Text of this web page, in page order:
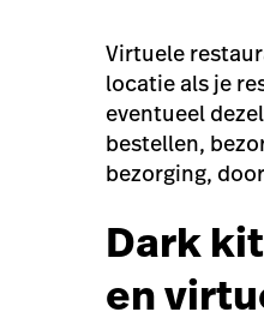
Virtuele
locatie als je
eventueel
bestellen,
bezorging,
Dark
en